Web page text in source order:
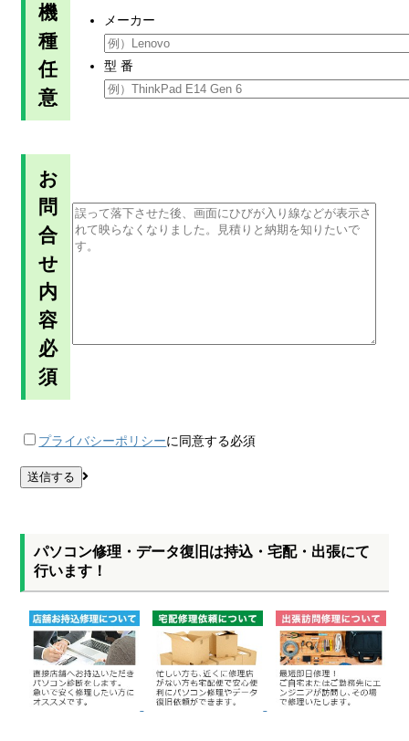
機
種
任
意
メーカー
型 番
お
問
合
せ
内
容
必
須
プライバシーポリシーに同意する必須
パソコン修理・データ復旧は持込・宅配・出張にて
行います！